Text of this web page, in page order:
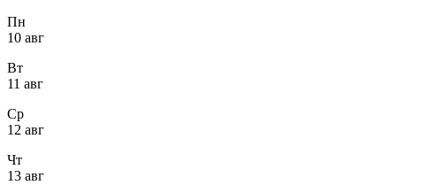
Пн
10 авг
Вт
11 авг
Ср
12 авг
Чт
13 авг